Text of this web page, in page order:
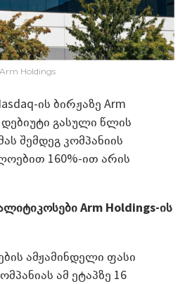
Arm Holdings
ის ბირჟაზე Arm
დებიუტი გასული წლის
შემდეგ კომპანიის
160%-ით არის
Arm Holdings-ის
ამჟამინდელი ფასი
ამ ეტაპზე 16